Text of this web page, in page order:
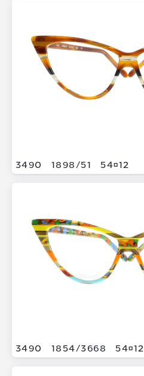
3490 1898/51 5412
3490 1854/3668 5412